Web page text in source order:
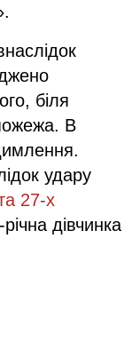
біля
В
удару
27-х
дівчинка